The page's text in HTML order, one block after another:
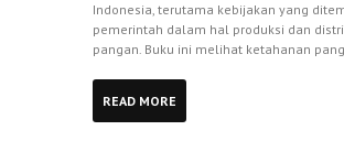
Indonesia, terutama kebijakan yang
pemerintah dalam hal produksi dan
pangan. Buku ini melihat ketahanan
READ MORE